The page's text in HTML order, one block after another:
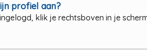
profiel aan?
klik je rechtsboven in je